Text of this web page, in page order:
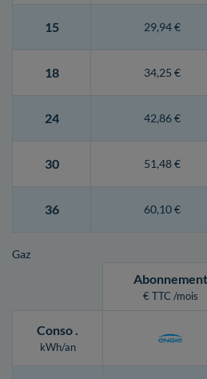
15 29,94 €
18 34,25 €
24 42,86 €
30 51,48 €
36 60,10 €
Gaz
Abonnement
€ TTC /mois
Conso.
kWh/an